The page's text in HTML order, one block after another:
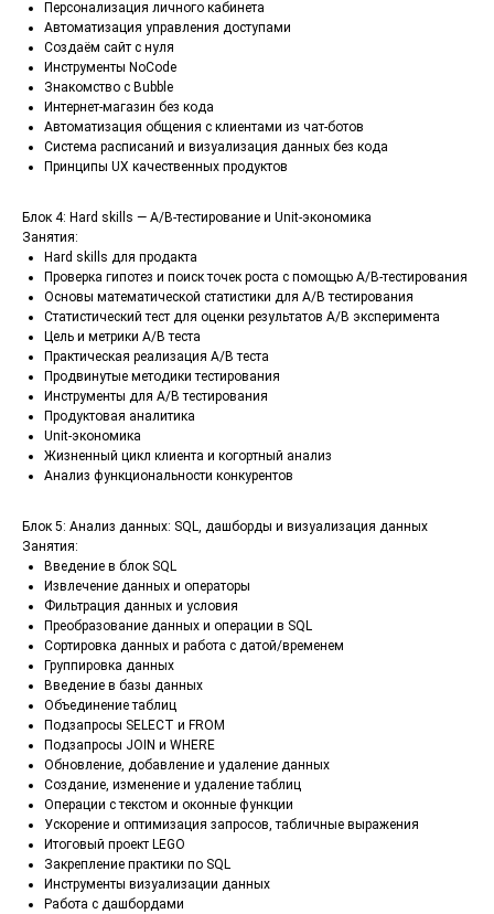
Персонализация личного кабинета
Автоматизация управления доступами
Создаём сайт с нуля
Инструменты NoCode
Знакомство с Bubble
Интернет-магазин без кода
Автоматизация общения с клиентами из чат-ботов
Система расписаний и визуализация данных без кода
Принципы UX качественных продуктов
Блок 4: Hard skills — A/B-тестирование и Unit-экономика
Занятия:
Hard skills для продакта
Проверка гипотез и поиск точек роста с помощью A/B-тестирования
Основы математической статистики для A/B тестирования
Статистический тест для оценки результатов A/B эксперимента
Цель и метрики A/B теста
Практическая реализация A/B теста
Продвинутые методики тестирования
Инструменты для A/B тестирования
Продуктовая аналитика
Unit-экономика
Жизненный цикл клиента и когортный анализ
Анализ функциональности конкурентов
Блок 5: Анализ данных: SQL, дашборды и визуализация данных
Занятия:
Введение в блок SQL
Извлечение данных и операторы
Фильтрация данных и условия
Преобразование данных и операции в SQL
Cортировка данных и работа с датой/временем
Группировка данных
Введение в базы данных
Объединение таблиц
Подзапросы SELECT и FROM
Подзапросы JOIN и WHERE
Обновление, добавление и удаление данных
Создание, изменение и удаление таблиц
Операции с текстом и оконные функции
Ускорение и оптимизация запросов, табличные выражения
Итоговый проект LEGO
Закрепление практики по SQL
Инструменты визуализации данных
Работа с дашбордами